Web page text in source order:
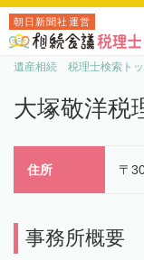
朝日新聞社運営
遺産相続 税理士検索ト
大塚敬洋税
住所 〒
事務所概要